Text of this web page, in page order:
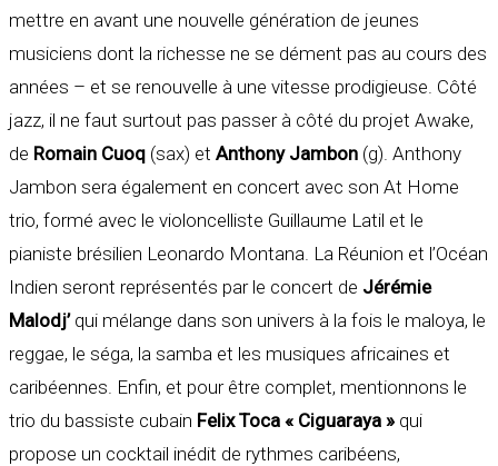
mettre en avant une nouvelle génération de jeunes
musiciens dont la richesse ne se dément pas au cours des
années – et se renouvelle à une vitesse prodigieuse. Côté
jazz, il ne faut surtout pas passer à côté du projet Awake,
de Romain Cuoq (sax) et Anthony Jambon (g). Anthony
Jambon sera également en concert avec son At Home
trio, formé avec le violoncelliste Guillaume Latil et le
pianiste brésilien Leonardo Montana. La Réunion et l’Océan
Indien seront représentés par le concert de Jérémie
Malodj’qui mélange dans son univers à la fois le maloya, le
reggae, le séga, la samba et les musiques africaines et
caribéennes. Enfin, et pour être complet, mentionnons le
trio du bassiste cubain Felix Toca « Ciguaraya » qui
propose un cocktail inédit de rythmes caribéens,